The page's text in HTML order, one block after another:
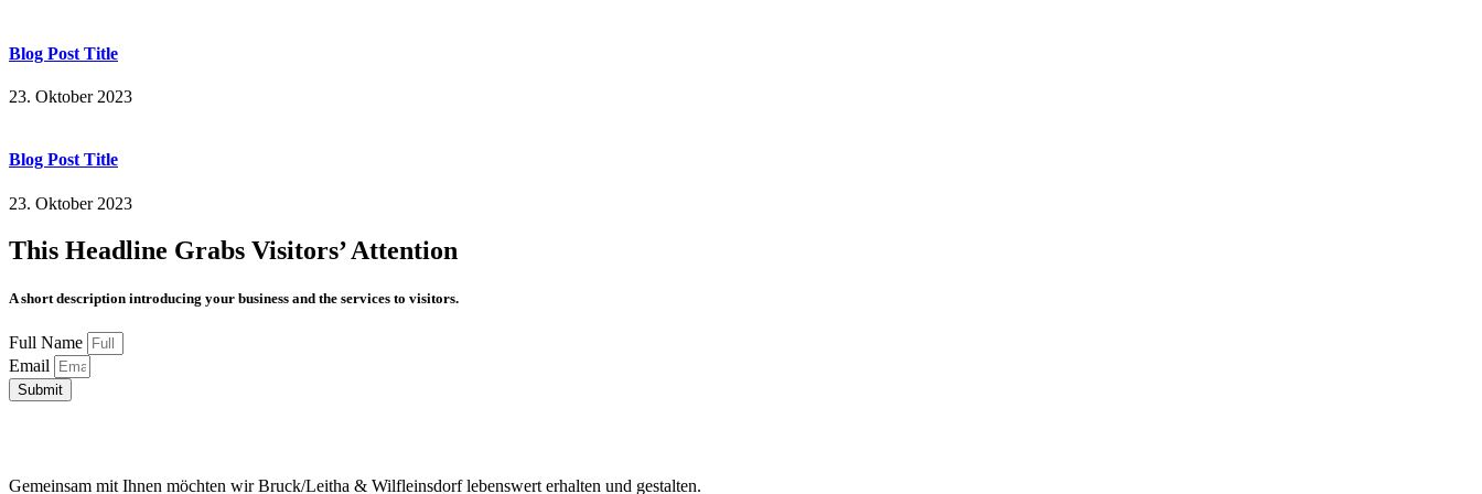
Blog Post Title
23. Oktober 2023
Blog Post Title
23. Oktober 2023
This Headline Grabs Visitors’ Attention
A short description introducing your business and the services to visitors.
Full Name
Email
Submit
Gemeinsam mit Ihnen möchten wir Bruck/Leitha & Wilfleinsdorf lebenswert erhalten und gestalten.